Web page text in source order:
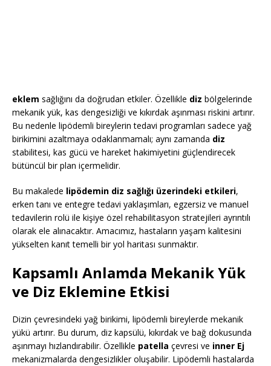
eklem sağlığını da doğrudan etkiler. Özellikle diz bölgelerinde
mekanik yük, kas dengesizliği ve kıkırdak aşınması riskini artırır.
Bu nedenle lipödemli bireylerin tedavi programları sadece yağ
birikimini azaltmaya odaklanmamalı; aynı zamanda diz
stabilitesi, kas gücü ve hareket hakimiyetini güçlendirecek
bütüncül bir plan içermelidir.
Bu makalede lipödemin diz sağlığı üzerindeki etkileri,
erken tanı ve entegre tedavi yaklaşımları, egzersiz ve manuel
tedavilerin rolü ile kişiye özel rehabilitasyon stratejileri ayrıntılı
olarak ele alınacaktır. Amacımız, hastaların yaşam kalitesini
yükselten kanıt temelli bir yol haritası sunmaktır.
Kapsamlı Anlamda Mekanik Yük
ve Diz Eklemine Etkisi
Dizin çevresindeki yağ birikimi, lipödemli bireylerde mekanik
yükü artırır. Bu durum, diz kapsülü, kıkırdak ve bağ dokusunda
aşınmayı hızlandırabilir. Özellikle patella çevresi ve inner Ej
mekanizmalarda dengesizlikler oluşabilir. Lipödemli hastalarda